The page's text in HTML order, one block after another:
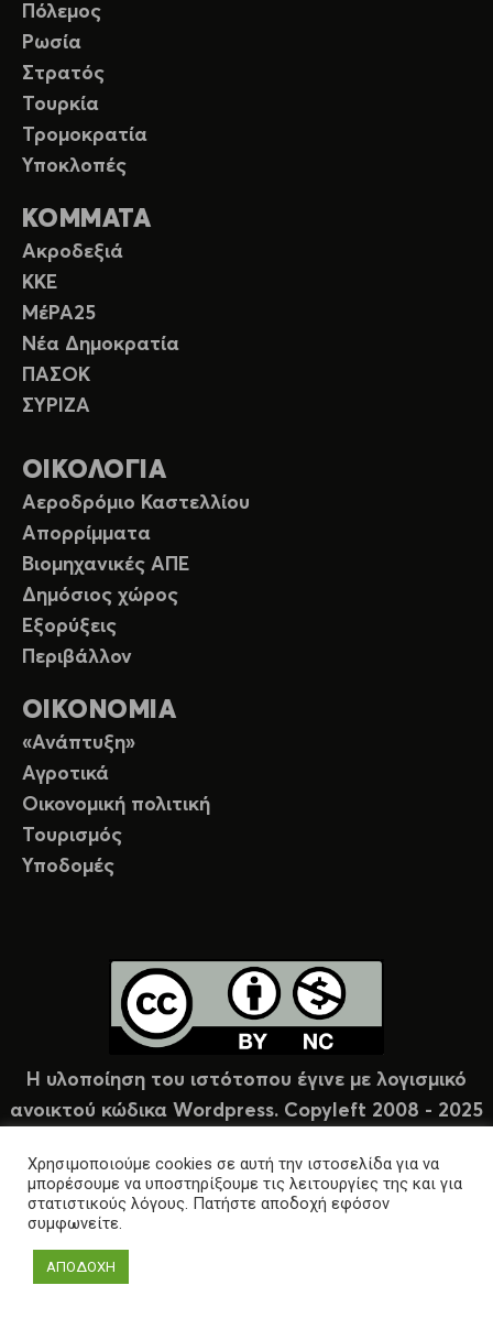
Πόλεμος
Ρωσία
Στρατός
Τουρκία
Τρομοκρατία
Υποκλοπές
ΚΟΜΜΑΤΑ
Ακροδεξιά
ΚΚΕ
ΜέΡΑ25
Νέα Δημοκρατία
ΠΑΣΟΚ
ΣΥΡΙΖΑ
ΟΙΚΟΛΟΓΙΑ
Αεροδρόμιο Καστελλίου
Απορρίμματα
Βιομηχανικές ΑΠΕ
Δημόσιος χώρος
Εξορύξεις
Περιβάλλον
ΟΙΚΟΝΟΜΙΑ
«Ανάπτυξη»
Αγροτικά
Οικονομική πολιτική
Τουρισμός
Υποδομές
Η υλοποίηση του ιστότοπου έγινε με λογισμικό
ανοικτού κώδικα Wordpress. Copyleft 2008 - 2025
Χρησιμοποιούμε cookies σε αυτή την ιστοσελίδα για να
μπορέσουμε να υποστηρίξουμε τις λειτουργίες της και για
στατιστικούς λόγους. Πατήστε αποδοχή εφόσον
συμφωνείτε.
ΑΠΟΔΟΧΗ